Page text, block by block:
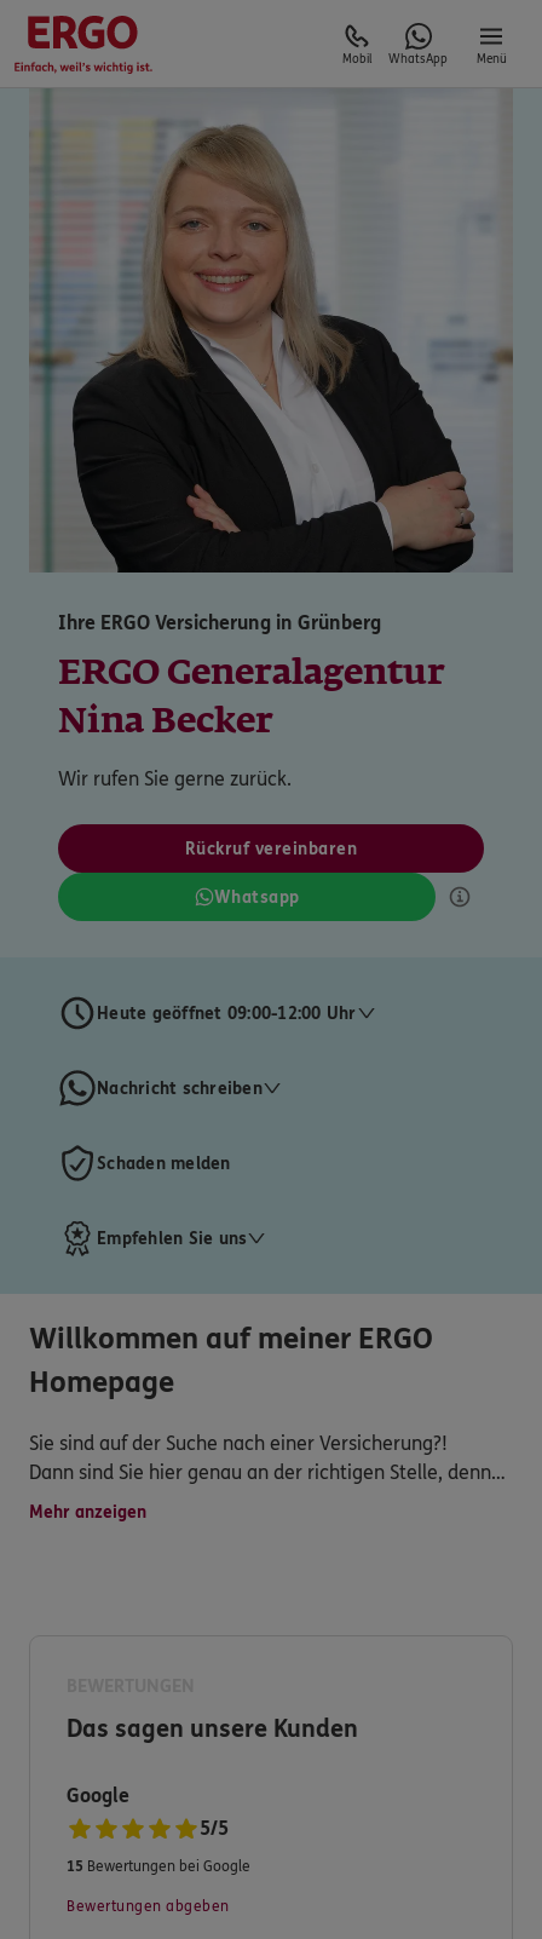
Mobil WhatsApp Menü
Ihre ERGO Versicherung in Grünberg
ERGO Generalagentur
Nina Becker
Wir rufen Sie gerne zurück.
Rückruf vereinbaren
Whatsapp
Heute geöffnet 09:00-12:00 Uhr
Nachricht schreiben
Schaden melden
Empfehlen Sie uns
Willkommen auf meiner ERGO
Homepage
Sie sind auf der Suche nach einer Versicherung?!
Dann sind Sie hier genau an der richtigen Stelle, denn
wir bieten Ihnen alle Versicherungen an - von A wie
Wir sind selbstverständlich auch im Schadensfall für Sie
zufrieden sind.
kurzer Anruf oder Mail genügt.
Mehr anzeigen
Das sagen unsere Kunden
Google
5/5
15 Bewertungen bei Google
Bewertungen abgeben